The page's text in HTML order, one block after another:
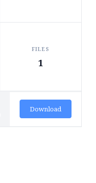
FILES
1
Download